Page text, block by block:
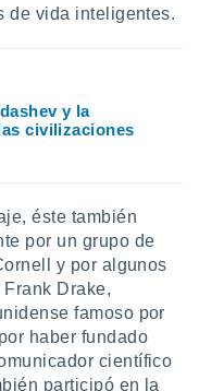
de vida inteligentes.
y la
civilizaciones
éste también
por un grupo de
y por algunos
Drake,
famoso por
haber fundado
científico
participó en la